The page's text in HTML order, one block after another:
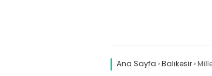
Ana Sayfa ›Balıkesir›